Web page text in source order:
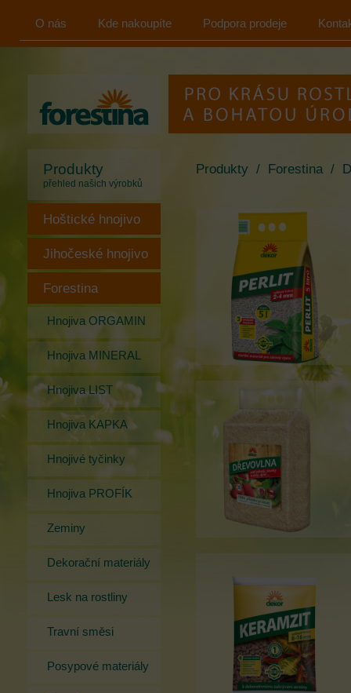
O nás Kde nakoupíte Podpora prodeje
s.r.o.
Produkty
přehled našich výrobků
Hoštické hnojivo
Jihočeské hnojivo
Forestina
Hnojiva ORGAMIN
Hnojiva MINERAL
Hnojiva LIST
Hnojiva KAPKA
Hnojivé tyčinky
Hnojiva PROFÍK
Zeminy
Dekorační materiály
Lesk na rostliny
Travní směsi
Posypové materiály
Produkty / Forestina /